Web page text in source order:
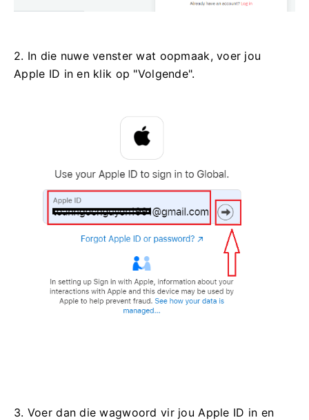
2. In die nuwe venster wat oopmaak, voer jou
Apple ID in en klik op "Volgende".
3. Voer dan die wagwoord vir jou Apple ID in en